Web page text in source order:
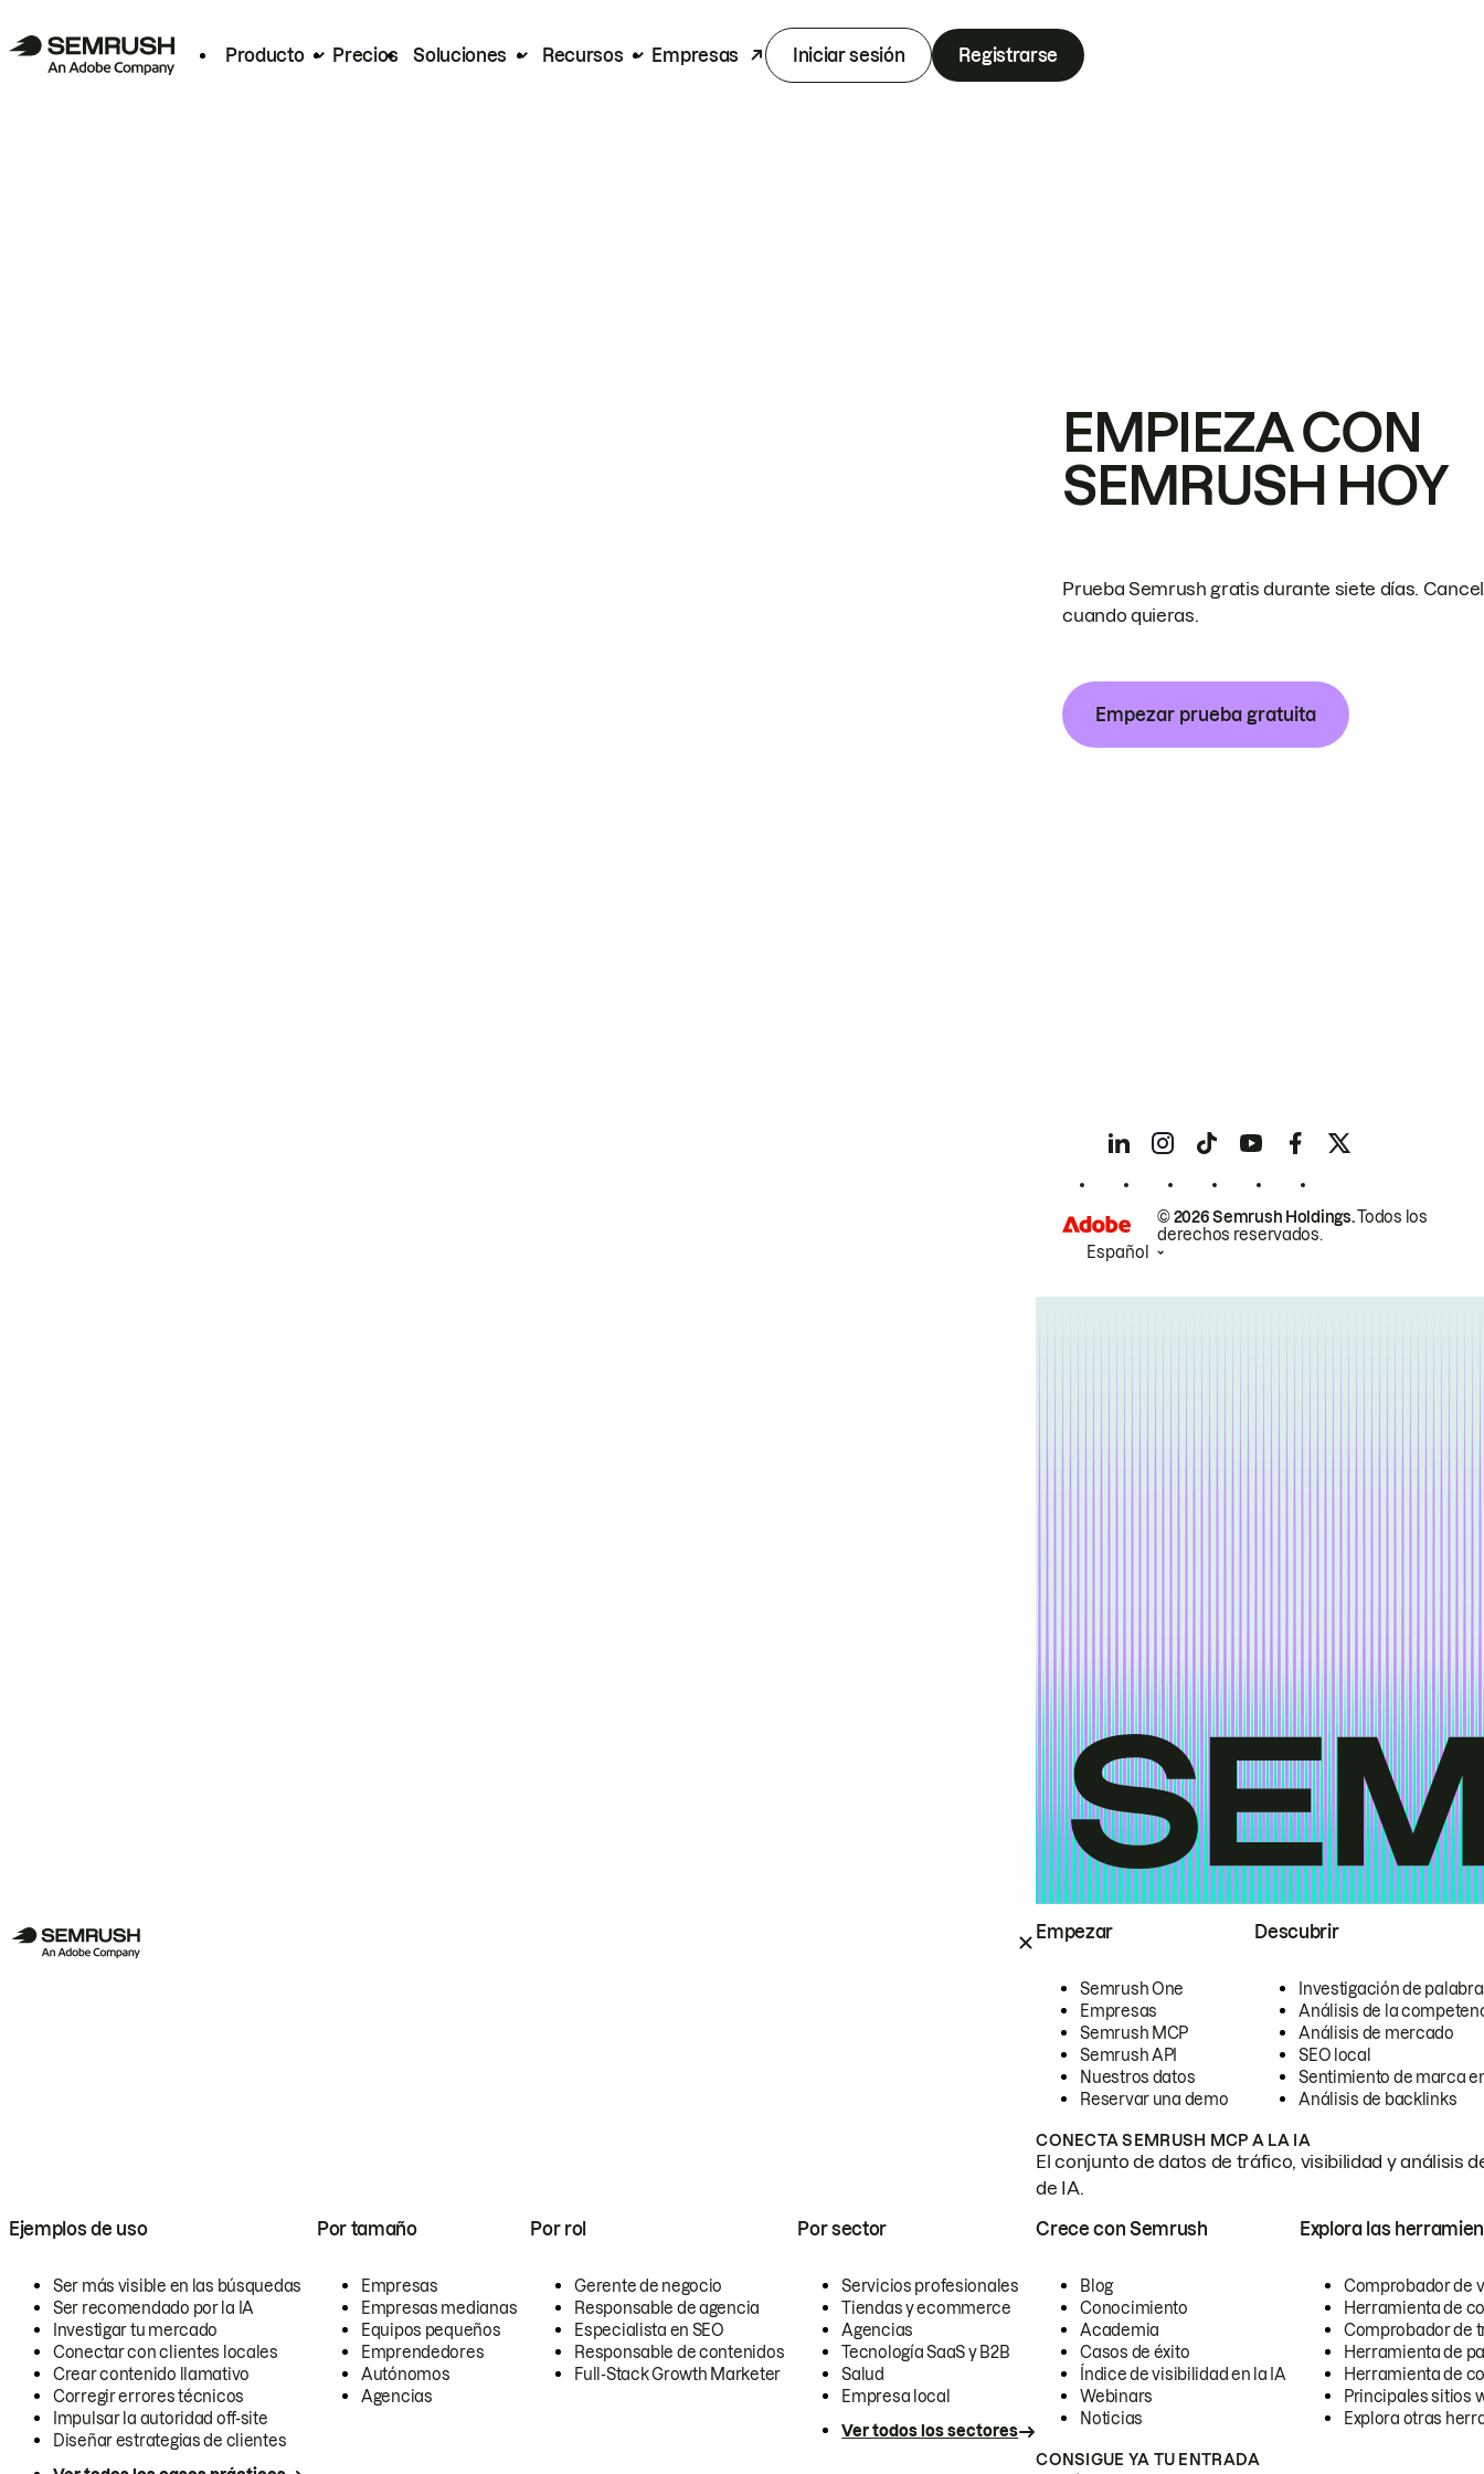
Producto Precios Soluciones Recursos Empresas Iniciar sesión Registrarse
Empezar
Semrush One
Empresas
Semrush MCP
Semrush API
Nuestros datos
Reservar una demo
Descubrir
Investigación de
Análisis de la
Análisis de mercado
SEO local
Sentimiento de marca
Análisis de backlinks
CONECTA SEMRUSH MCP A LA IA
El conjunto de datos de tráfico, visibilidad y análisis
de IA.
Ejemplos de uso
Ser más visible en las búsquedas
Ser recomendado por la IA
Investigar tu mercado
Conectar con clientes locales
Crear contenido llamativo
Corregir errores técnicos
Impulsar la autoridad off-site
Diseñar estrategias de clientes
Por tamaño
Empresas
Empresas medianas
Equipos pequeños
Emprendedores
Autónomos
Agencias
Por rol
Gerente de negocio
Responsable de agencia
Especialista en SEO
Responsable de contenidos
Full-Stack Growth Marketer
Por sector
Servicios profesionales
Tiendas y ecommerce
Agencias
Tecnología SaaS y B2B
Salud
Empresa local
Ver todos los sectores
Crece con Semrush
Blog
Conocimiento
Academia
Casos de éxito
Índice de visibilidad en la IA
Webinars
Noticias
Explora las
Comprobador de
Herramienta de
Comprobador de
Herramienta de
Herramienta de
Principales sitios
Explora otras
CONSIGUE YA TU ENTRADA
EMPIEZA CON
SEMRUSH HOY
Prueba Semrush gratis durante siete días.
cuando quieras.
Empezar prueba gratuita
© 2026 Semrush Holdings.Todos los
derechos reservados.
Español